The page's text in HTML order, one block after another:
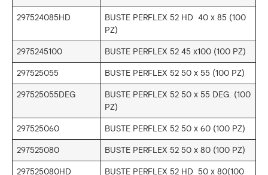
297524085HD
BUSTE PERFLEX 52 HD 40 x 85 (100
PZ)
2975245100 BUSTE PERFLEX 52 45 x100 (100 PZ)
297525055 BUSTE PERFLEX 52 50 x 55 (100 PZ)
297525055DEG
BUSTE PERFLEX 52 50 x 55 DEG. (100
PZ)
297525060 BUSTE PERFLEX 52 50 x 60 (100 PZ)
297525080 BUSTE PERFLEX 52 50 x 80 (100 PZ)
297525080HD BUSTE PERFLEX 52 HD 50 x 80(100